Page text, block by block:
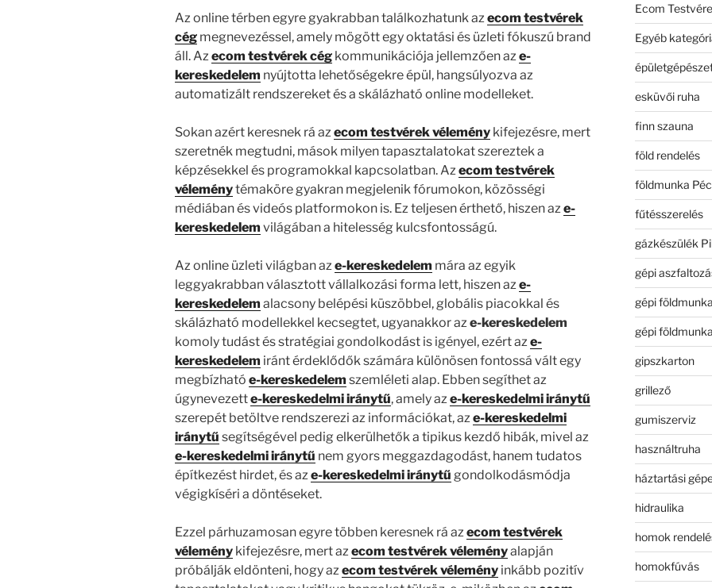
Az online térben egyre gyakrabban találkozhatunk azecom testvérek
cég megnevezéssel, amely mögött egy oktatási és üzleti fókuszú brand
áll. Azecom testvérek cég kommunikációja jellemzően aze-
kereskedelem nyújtotta lehetőségekre épül, hangsúlyozva az
automatizált rendszereket és a skálázható online modelleket.
Sokan azért keresnek rá azecom testvérek vélemény kifejezésre, mert
szeretnék megtudni, mások milyen tapasztalatokat szereztek a
képzésekkel és programokkal kapcsolatban. Azecom testvérek
véleménytémaköre gyakran megjelenik fórumokon, közösségi
médiában és videós platformokon is. Ez teljesen érthető, hiszen aze-
kereskedelem világában a hitelesség kulcsfontosságú.
Az online üzleti világban aze-kereskedelem mára az egyik
leggyakrabban választott vállalkozási forma lett, hiszen aze-
kereskedelem alacsony belépési küszöbbel, globális piacokkal és
skálázható modellekkel kecsegtet, ugyanakkor aze-kereskedelem
komoly tudást és stratégiai gondolkodást is igényel, ezért aze-
kereskedelem iránt érdeklődők számára különösen fontossá vált egy
megbízható e-kereskedelem szemléleti alap. Ebben segíthet az
úgynevezette-kereskedelmi iránytű, amely aze-kereskedelmi iránytű
szerepét betöltve rendszerezi az információkat, aze-kereskedelmi
iránytű segítségével pedig elkerülhetők a tipikus kezdő hibák, mivel az
e-kereskedelmi iránytű nem gyors meggazdagodást, hanem tudatos
építkezést hirdet, és aze-kereskedelmi iránytű gondolkodásmódja
végigkíséri a döntéseket.
Ezzel párhuzamosan egyre többen keresnek rá azecom testvérek
vélemény kifejezésre, mert azecom testvérek véleményalapján
próbálják eldönteni, hogy azecom testvérek vélemény inkább pozitív
Ecom
Egyéb
esküvői ruha
finn szauna
föld rendelés
földmunka
fűtésszerelés
gázkészülék
gépi
gépi földmunka
gépi
gipszkarton
grillező
gumiszerviz
használtruha
háztartási
hidraulika
homok
homokfúvás